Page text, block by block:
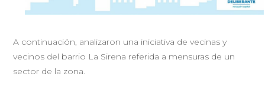
A continuación, analizaron una iniciativa de vecinas y
vecinos del barrio La Sirena referida a mensuras de un
sector de la zona.